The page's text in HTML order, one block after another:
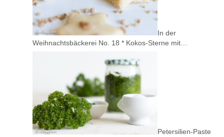
In der
Weihnachtsbäckerei No. 18 * Kokos-Sterne mit…
Petersilien-Paste